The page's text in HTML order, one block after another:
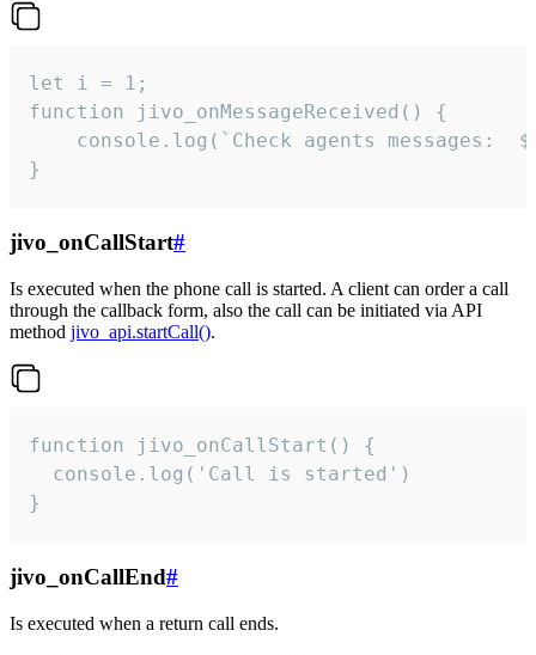
let i = 1;
function jivo_onMessageReceived() {
}
jivo_onCallStart#
Is executed when the phone call is started. A client can order a call
through the callback form, also the call can be initiated via API
method jivo_api.startCall().
function jivo_onCallStart() {
  console.log('Call is started')
}
jivo_onCallEnd#
Is executed when a return call ends.